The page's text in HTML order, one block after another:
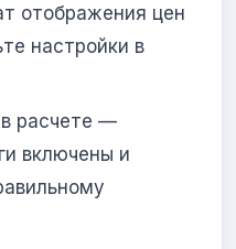
отображения цен
настройки в
расчете —
включены и